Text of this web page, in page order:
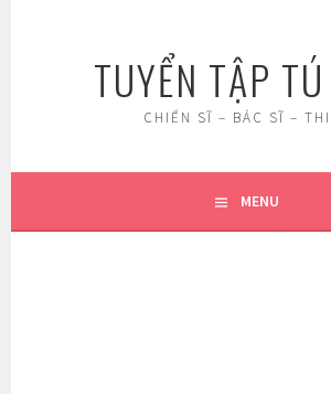
TUYỂN TẬP
CHIẾN SĨ – BÁC SĨ –
MENU